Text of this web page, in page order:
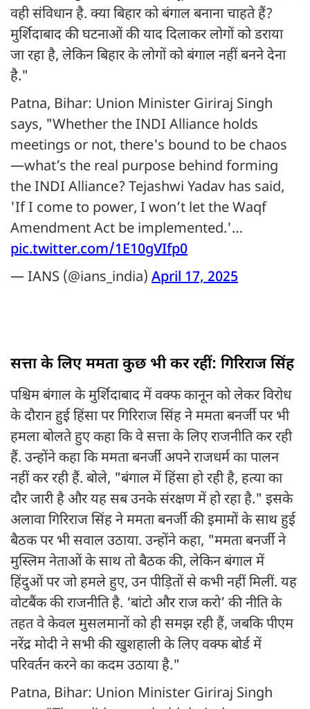
वही संविधान है. क्या बिहार को बंगाल बनाना चाहते हैं?
मुर्शिदाबाद की घटनाओं की याद दिलाकर लोगों को डराया
जा रहा है, लेकिन बिहार के लोगों को बंगाल नहीं बनने देना
है."
Patna, Bihar: Union Minister Giriraj Singh
says, "Whether the INDI Alliance holds
meetings or not, there's bound to be chaos
—what’s the real purpose behind forming
the INDI Alliance? Tejashwi Yadav has said,
'If I come to power, I won’t let the Waqf
Amendment Act be implemented.'…
pic.twitter.com/1E10gVIfp0
— IANS (@ians_india) April 17, 2025
सत्ता के लिए ममता कुछ भी कर रहीं: गिरिराज सिंह
पश्चिम बंगाल के मुर्शिदाबाद में वक्फ कानून को लेकर विरोध
के दौरान हुई हिंसा पर गिरिराज सिंह ने ममता बनर्जी पर भी
हमला बोलते हुए कहा कि वे सत्ता के लिए राजनीति कर रही
हैं. उन्होंने कहा कि ममता बनर्जी अपने राजधर्म का पालन
नहीं कर रही हैं. बोले, "बंगाल में हिंसा हो रही है, हत्या का
दौर जारी है और यह सब उनके संरक्षण में हो रहा है." इसके
अलावा गिरिराज सिंह ने ममता बनर्जी की इमामों के साथ हुई
बैठक पर भी सवाल उठाया. उन्होंने कहा, "ममता बनर्जी ने
मुस्लिम नेताओं के साथ तो बैठक की, लेकिन बंगाल में
हिंदुओं पर जो हमले हुए, उन पीड़ितों से कभी नहीं मिलीं. यह
वोटबैंक की राजनीति है. ‘बांटो और राज करो’ की नीति के
तहत वे केवल मुसलमानों को ही समझ रही हैं, जबकि पीएम
नरेंद्र मोदी ने सभी की खुशहाली के लिए वक्फ बोर्ड में
परिवर्तन करने का कदम उठाया है."
Patna, Bihar: Union Minister Giriraj Singh